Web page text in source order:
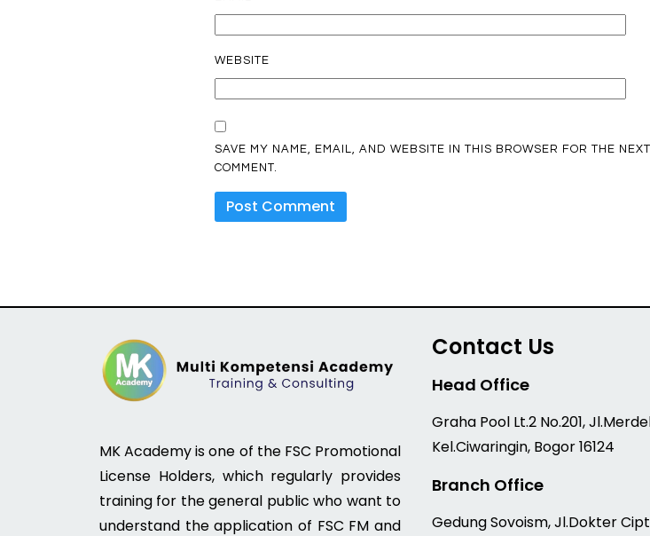
WEBSITE
SAVE MY NAME, EMAIL, AND WEBSITE IN THIS BROWSER FOR THE
COMMENT.
MK Academy is one of the FSC Promotional
License Holders, which regularly provides
training for the general public who want to
understand the application of FSC FM and
Contact Us
Head Office
Graha Pool Lt.2 No.201,
Kel.Ciwaringin, Bogor 16124
Branch Office
Gedung Sovoism, Jl.Dokter